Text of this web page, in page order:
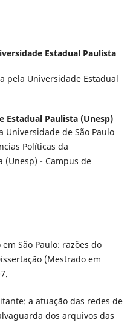
Estadual Paulista
pela Universidade Estadual
Estadual Paulista (Unesp)
Universidade de São Paulo
Políticas da
(Unesp) - Campus de
São Paulo: razões do
(Mestrado em
a atuação das redes de
dos arquivos das